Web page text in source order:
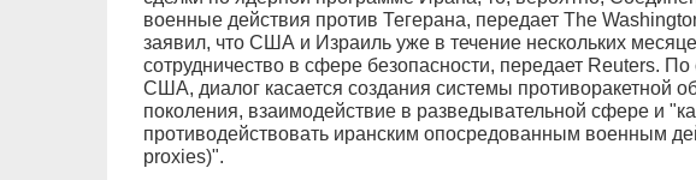
военные действия против Тегерана, передает The
заявил, что США и Израиль уже в течение нескольких
сотрудничество в сфере безопасности, передает Reuters.
США, диалог касается создания системы противоракетной
поколения, взаимодействие в разведывательной сфере и
противодействовать иранским опосредованным военным
proxies)".